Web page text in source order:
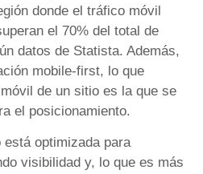
donde el tráfico móvil
el 70% del total de
datos de Statista. Además,
mobile-first, lo que
de un sitio es la que se
el posicionamiento.
está optimizada para
visibilidad y, lo que es más